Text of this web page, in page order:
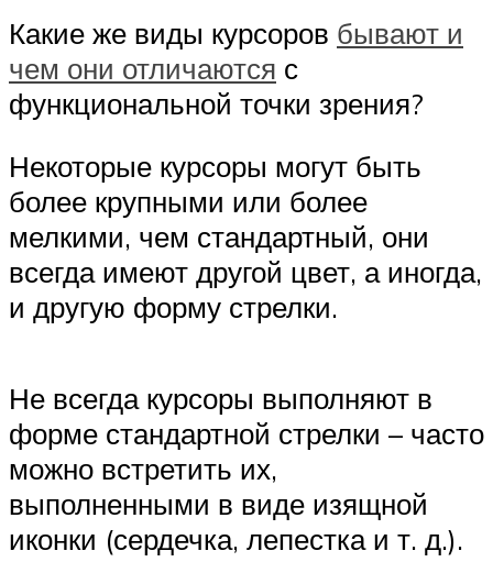
Какие же виды курсоров бывают и
чем они отличаются с
функциональной точки зрения?
Некоторые курсоры могут быть
более крупными или более
мелкими, чем стандартный, они
всегда имеют другой цвет, а иногда,
и другую форму стрелки.
Не всегда курсоры выполняют в
форме стандартной стрелки – часто
можно встретить их,
выполненными в виде изящной
иконки (сердечка, лепестка и т. д.).